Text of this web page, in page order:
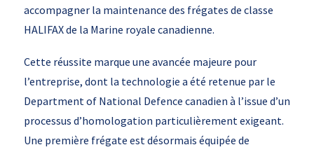
accompagner la maintenance des frégates de classe
HALIFAX de la Marine royale canadienne.
Cette réussite marque une avancée majeure pour
l’entreprise, dont la technologie a été retenue par le
Department of National Defence canadien à l’issue d’un
processus d’homologation particulièrement exigeant.
Une première frégate est désormais équipée de